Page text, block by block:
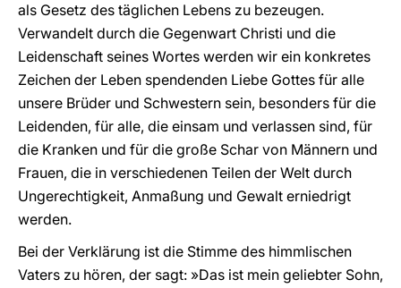
als Gesetz des täglichen Lebens zu bezeugen.
Verwandelt durch die Gegenwart Christi und die
Leidenschaft seines Wortes werden wir ein konkretes
Zeichen der Leben spendenden Liebe Gottes für alle
unsere Brüder und Schwestern sein, besonders für die
Leidenden, für alle, die einsam und verlassen sind, für
die Kranken und für die große Schar von Männern und
Frauen, die in verschiedenen Teilen der Welt durch
Ungerechtigkeit, Anmaßung und Gewalt erniedrigt
werden.
Bei der Verklärung ist die Stimme des himmlischen
Vaters zu hören, der sagt: »Das ist mein geliebter Sohn,